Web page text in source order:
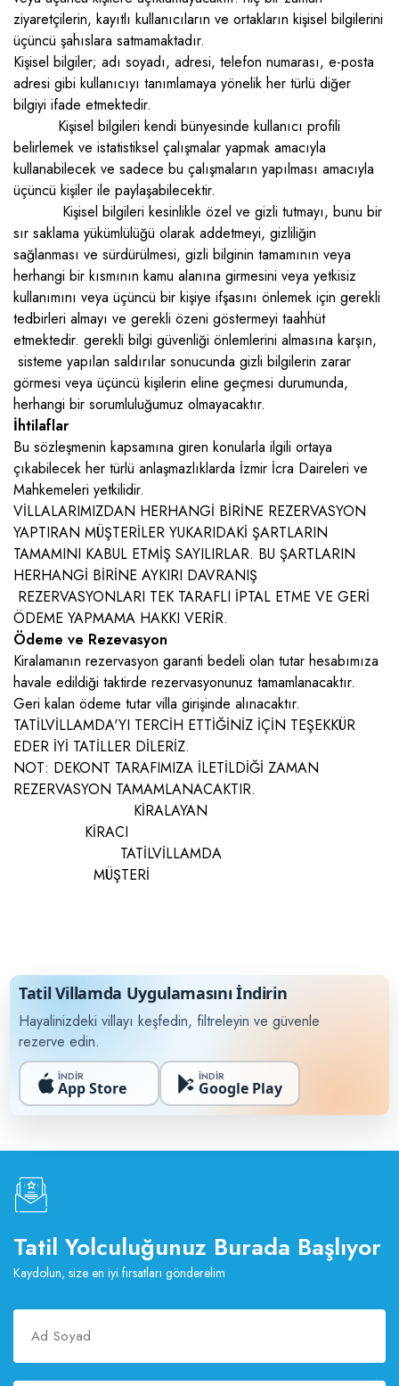
ziyaretçilerin, kayıtlı kullanıcıların ve ortakların kişisel bilgilerini
üçüncü şahıslara satmamaktadır.
Kişisel bilgiler; adı soyadı, adresi, telefon numarası, e-posta
adresi gibi kullanıcıyı tanımlamaya yönelik her türlü diğer
bilgiyi ifade etmektedir.
Kişisel bilgileri kendi bünyesinde kullanıcı profili
belirlemek ve istatistiksel çalışmalar yapmak amacıyla
kullanabilecek ve sadece bu çalışmaların yapılması amacıyla
üçüncü kişiler ile paylaşabilecektir.
Kişisel bilgileri kesinlikle özel ve gizli tutmayı, bunu bir
sır saklama yükümlülüğü olarak addetmeyi, gizliliğin
sağlanması ve sürdürülmesi, gizli bilginin tamamının veya
herhangi bir kısmının kamu alanına girmesini veya yetkisiz
kullanımını veya üçüncü bir kişiye ifşasını önlemek için gerekli
tedbirleri almayı ve gerekli özeni göstermeyi taahhüt
etmektedir. gerekli bilgi güvenliği önlemlerini almasına karşın,
sisteme yapılan saldırılar sonucunda gizli bilgilerin zarar
görmesi veya üçüncü kişilerin eline geçmesi durumunda,
herhangi bir sorumluluğumuz olmayacaktır.
İhtilaflar
Bu sözleşmenin kapsamına giren konularla ilgili ortaya
çıkabilecek her türlü anlaşmazlıklarda İzmir İcra Daireleri ve
Mahkemeleri yetkilidir.
VİLLALARIMIZDAN HERHANGİ BİRİNE REZERVASYON
YAPTIRAN MÜŞTERİLER YUKARIDAKİ ŞARTLARIN
TAMAMINI KABUL ETMİŞ SAYILIRLAR. BU ŞARTLARIN
HERHANGİ BİRİNE AYKIRI DAVRANIŞ
REZERVASYONLARI TEK TARAFLI İPTAL ETME VE GERİ
ÖDEME YAPMAMA HAKKI VERİR.
Ödeme ve Rezevasyon
Kiralamanın rezervasyon garanti bedeli olan tutar hesabımıza
havale edildiği taktirde rezervasyonunuz tamamlanacaktır.
Geri kalan ödeme tutar villa girişinde alınacaktır.
TATİLVİLLAMDA'YI TERCİH ETTİĞİNİZ İÇİN TEŞEKKÜR
EDER İYİ TATİLLER DİLERİZ.
NOT: DEKONT TARAFIMIZA İLETİLDİĞİ ZAMAN
REZERVASYON TAMAMLANACAKTIR.
KİRALAYAN
KİRACI
TATİLVİLLAMDA
MÜŞTERİ
Tatil Villamda Uygulamasını İndirin
Hayalinizdeki villayı keşfedin, filtreleyin ve güvenle
rezerve edin.
İNDİR
App Store
İNDİR
Google Play
Tatil Yolculuğunuz Burada Başlıyor
Kaydolun, size en iyi fırsatları gönderelim